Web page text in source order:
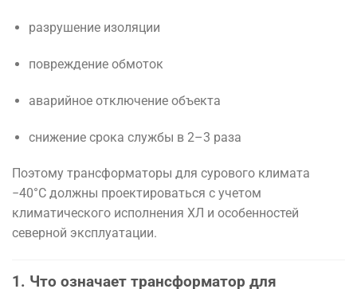
разрушение изоляции
повреждение обмоток
аварийное отключение объекта
снижение срока службы в 2–3 раза
Поэтому трансформаторы для сурового климата
−40°C должны проектироваться с учетом
климатического исполнения ХЛ и особенностей
северной эксплуатации.
1. Что означает трансформатор для